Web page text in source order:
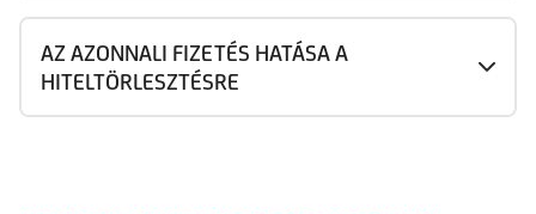
AZ AZONNALI FIZETÉS HATÁSA A
HITELTÖRLESZTÉSRE